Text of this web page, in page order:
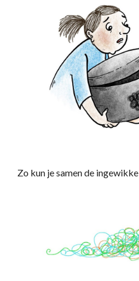
Zo kun je samen de